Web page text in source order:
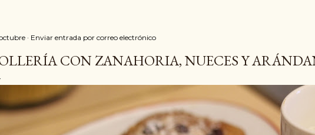
Enviar entrada por correo electrónico
CON ZANAHORIA, NUECES Y